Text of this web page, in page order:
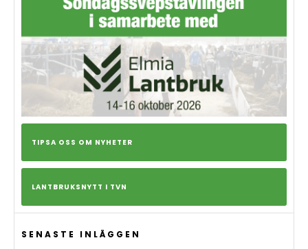
TIPSA OSS OM NYHETER
LANTBRUKSNYTT I TVN
SENASTE INLÄGGEN